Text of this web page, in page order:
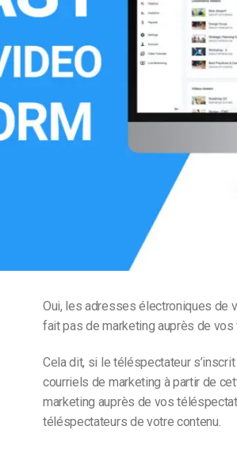
CMS vidéo
Confidentialité et sécurité
Marketing
d’apprentissage en ligne
Oui, les adresses électroniques de
fait pas de marketing auprès de
Cela dit, si le téléspectateur
courriels de marketing à partir de
marketing auprès de vos
téléspectateurs de votre contenu.